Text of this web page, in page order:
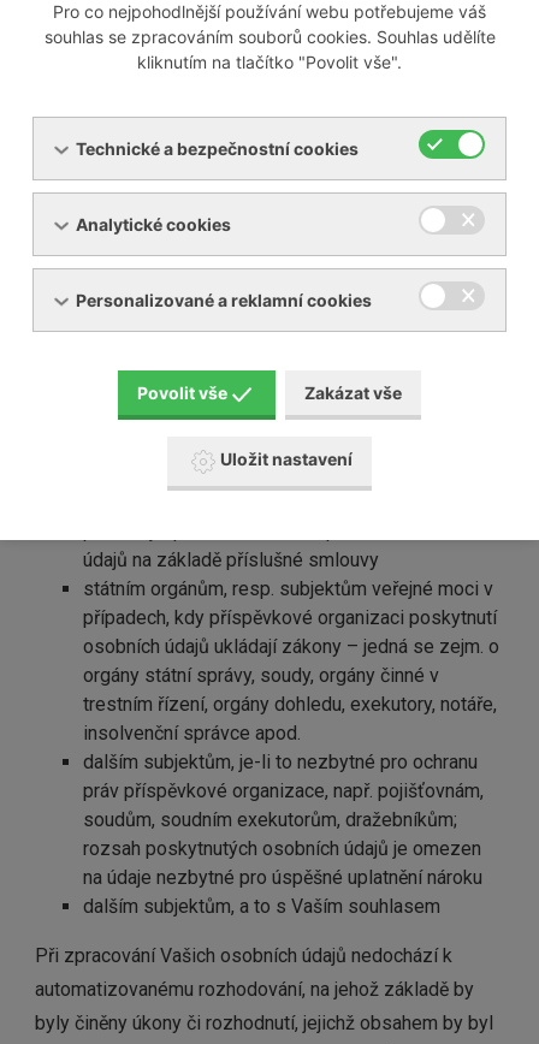
charakteru poskytované služby).
shromažďovány a dále zpracovávány na základě Vámi
uděleného souhlasu, který vždy vyjadřuje svobodný,
konkrétní, informovaný a jednoznačný projev Vaší vůle
se zpracováním Vašich osobních údajů za daným
Vaše osobní údaje může nebo musí příspěvková
organizace poskytnout
zdravotním zařízením, rejstříkům, státním
organizacím, které vstupují do procesu evidence,
léčby, kontroly a kontaktu s pacientem
údajů na základě příslušné smlouvy
státním orgánům, resp. subjektům veřejné moci v
případech, kdy příspěvkové organizaci poskytnutí
osobních údajů ukládají zákony – jedná se zejm. o
orgány státní správy, soudy, orgány činné v
trestním řízení, orgány dohledu, exekutory, notáře,
insolvenční správce apod.
dalším subjektům, je-li to nezbytné pro ochranu
práv příspěvkové organizace, např. pojišťovnám,
soudům, soudním exekutorům, dražebníkům;
rozsah poskytnutých osobních údajů je omezen
na údaje nezbytné pro úspěšné uplatnění nároku
dalším subjektům, a to s Vaším souhlasem
Při zpracování Vašich osobních údajů nedochází k
automatizovanému rozhodování, na jehož základě by
byly činěny úkony či rozhodnutí, jejichž obsahem by byl
Pro co nejpohodlnější používání webu potřebujeme váš
souhlas se zpracováním souborů cookies. Souhlas udělíte
kliknutím na tlačítko "Povolit vše".
Technické a bezpečnostní cookies
Analytické cookies
Personalizované a reklamní cookies
Povolit vše Zakázat vše
Uložit nastavení